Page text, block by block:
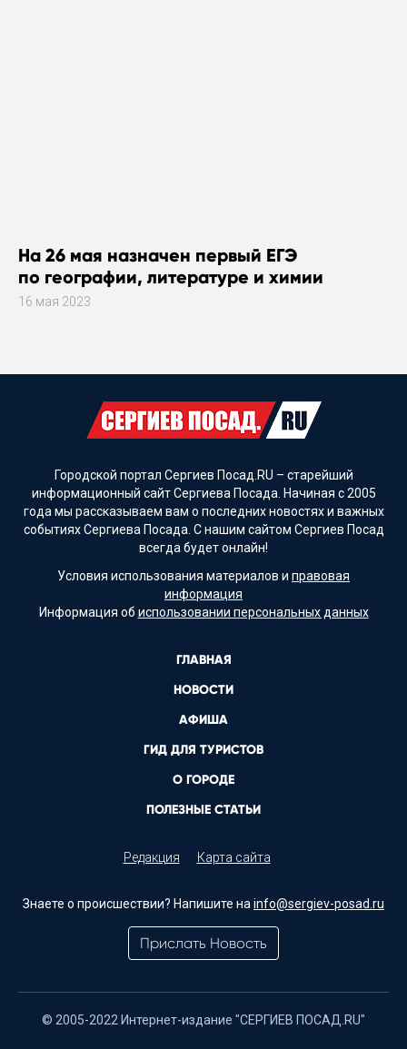
На 26 мая назначен первый ЕГЭ
по географии, литературе и химии
16 мая 2023
Городской портал Сергиев Посад.RU – старейший
информационный сайт Сергиева Посада. Начиная с 2005
года мы рассказываем вам о последних новостях и важных
событиях Сергиева Посада. С нашим сайтом Сергиев Посад
всегда будет онлайн!
Условия использования материалов и правовая
информация
Информация об использовании персональных данных
ГЛАВНАЯ
НОВОСТИ
АФИША
ГИД ДЛЯ ТУРИСТОВ
О ГОРОДЕ
ПОЛЕЗНЫЕ СТАТЬИ
Редакция Карта сайта
Знаете о происшествии? Напишите на info@sergiev-posad.ru
Прислать Новость
© 2005-2022 Интернет-издание "СЕРГИЕВ ПОСАД.RU"